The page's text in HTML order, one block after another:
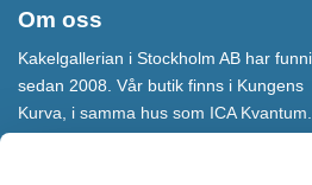
Om oss
Kakelgallerian i Stockholm AB har
sedan 2008. Vår butik finns i Kungens
Kurva, i samma hus som ICA Kvantum.